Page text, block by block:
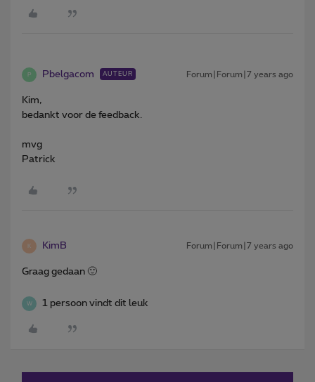
P Pbelgacom AUTEUR Forum|Forum|7 years ago
Kim,
bedankt voor de feedback.
mvg
Patrick
K KimB Forum|Forum|7 years ago
Graag gedaan 🙂
W 1 persoon vindt dit leuk